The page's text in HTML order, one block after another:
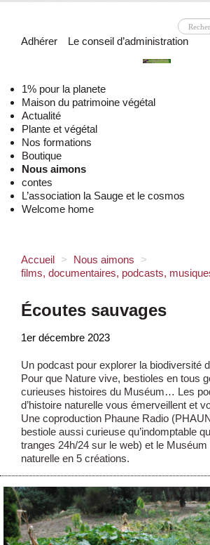
Adhérer Le conseil d’administration
1% pour la planete
Maison du patrimoine végétal
Actualité
Plante et végétal
Nos formations
Boutique
Nous aimons
contes
L’association la Sauge et le cosmos
Welcome home
Accueil > Nous aimons
>
films, documentaires, podcasts,
Écoutes sauvages
1er décembre 2023
Un podcast pour explorer la biodiversité
Pour que Nature vive, bestioles en tous
curieuses histoires du Muséum… Les
d’histoire naturelle vous émerveillent et
Une coproduction Phaune Radio
bestiole aussi curieuse qu’indomptable
tranges 24h/24 sur le web) et le Muséum
naturelle en 5 créations.